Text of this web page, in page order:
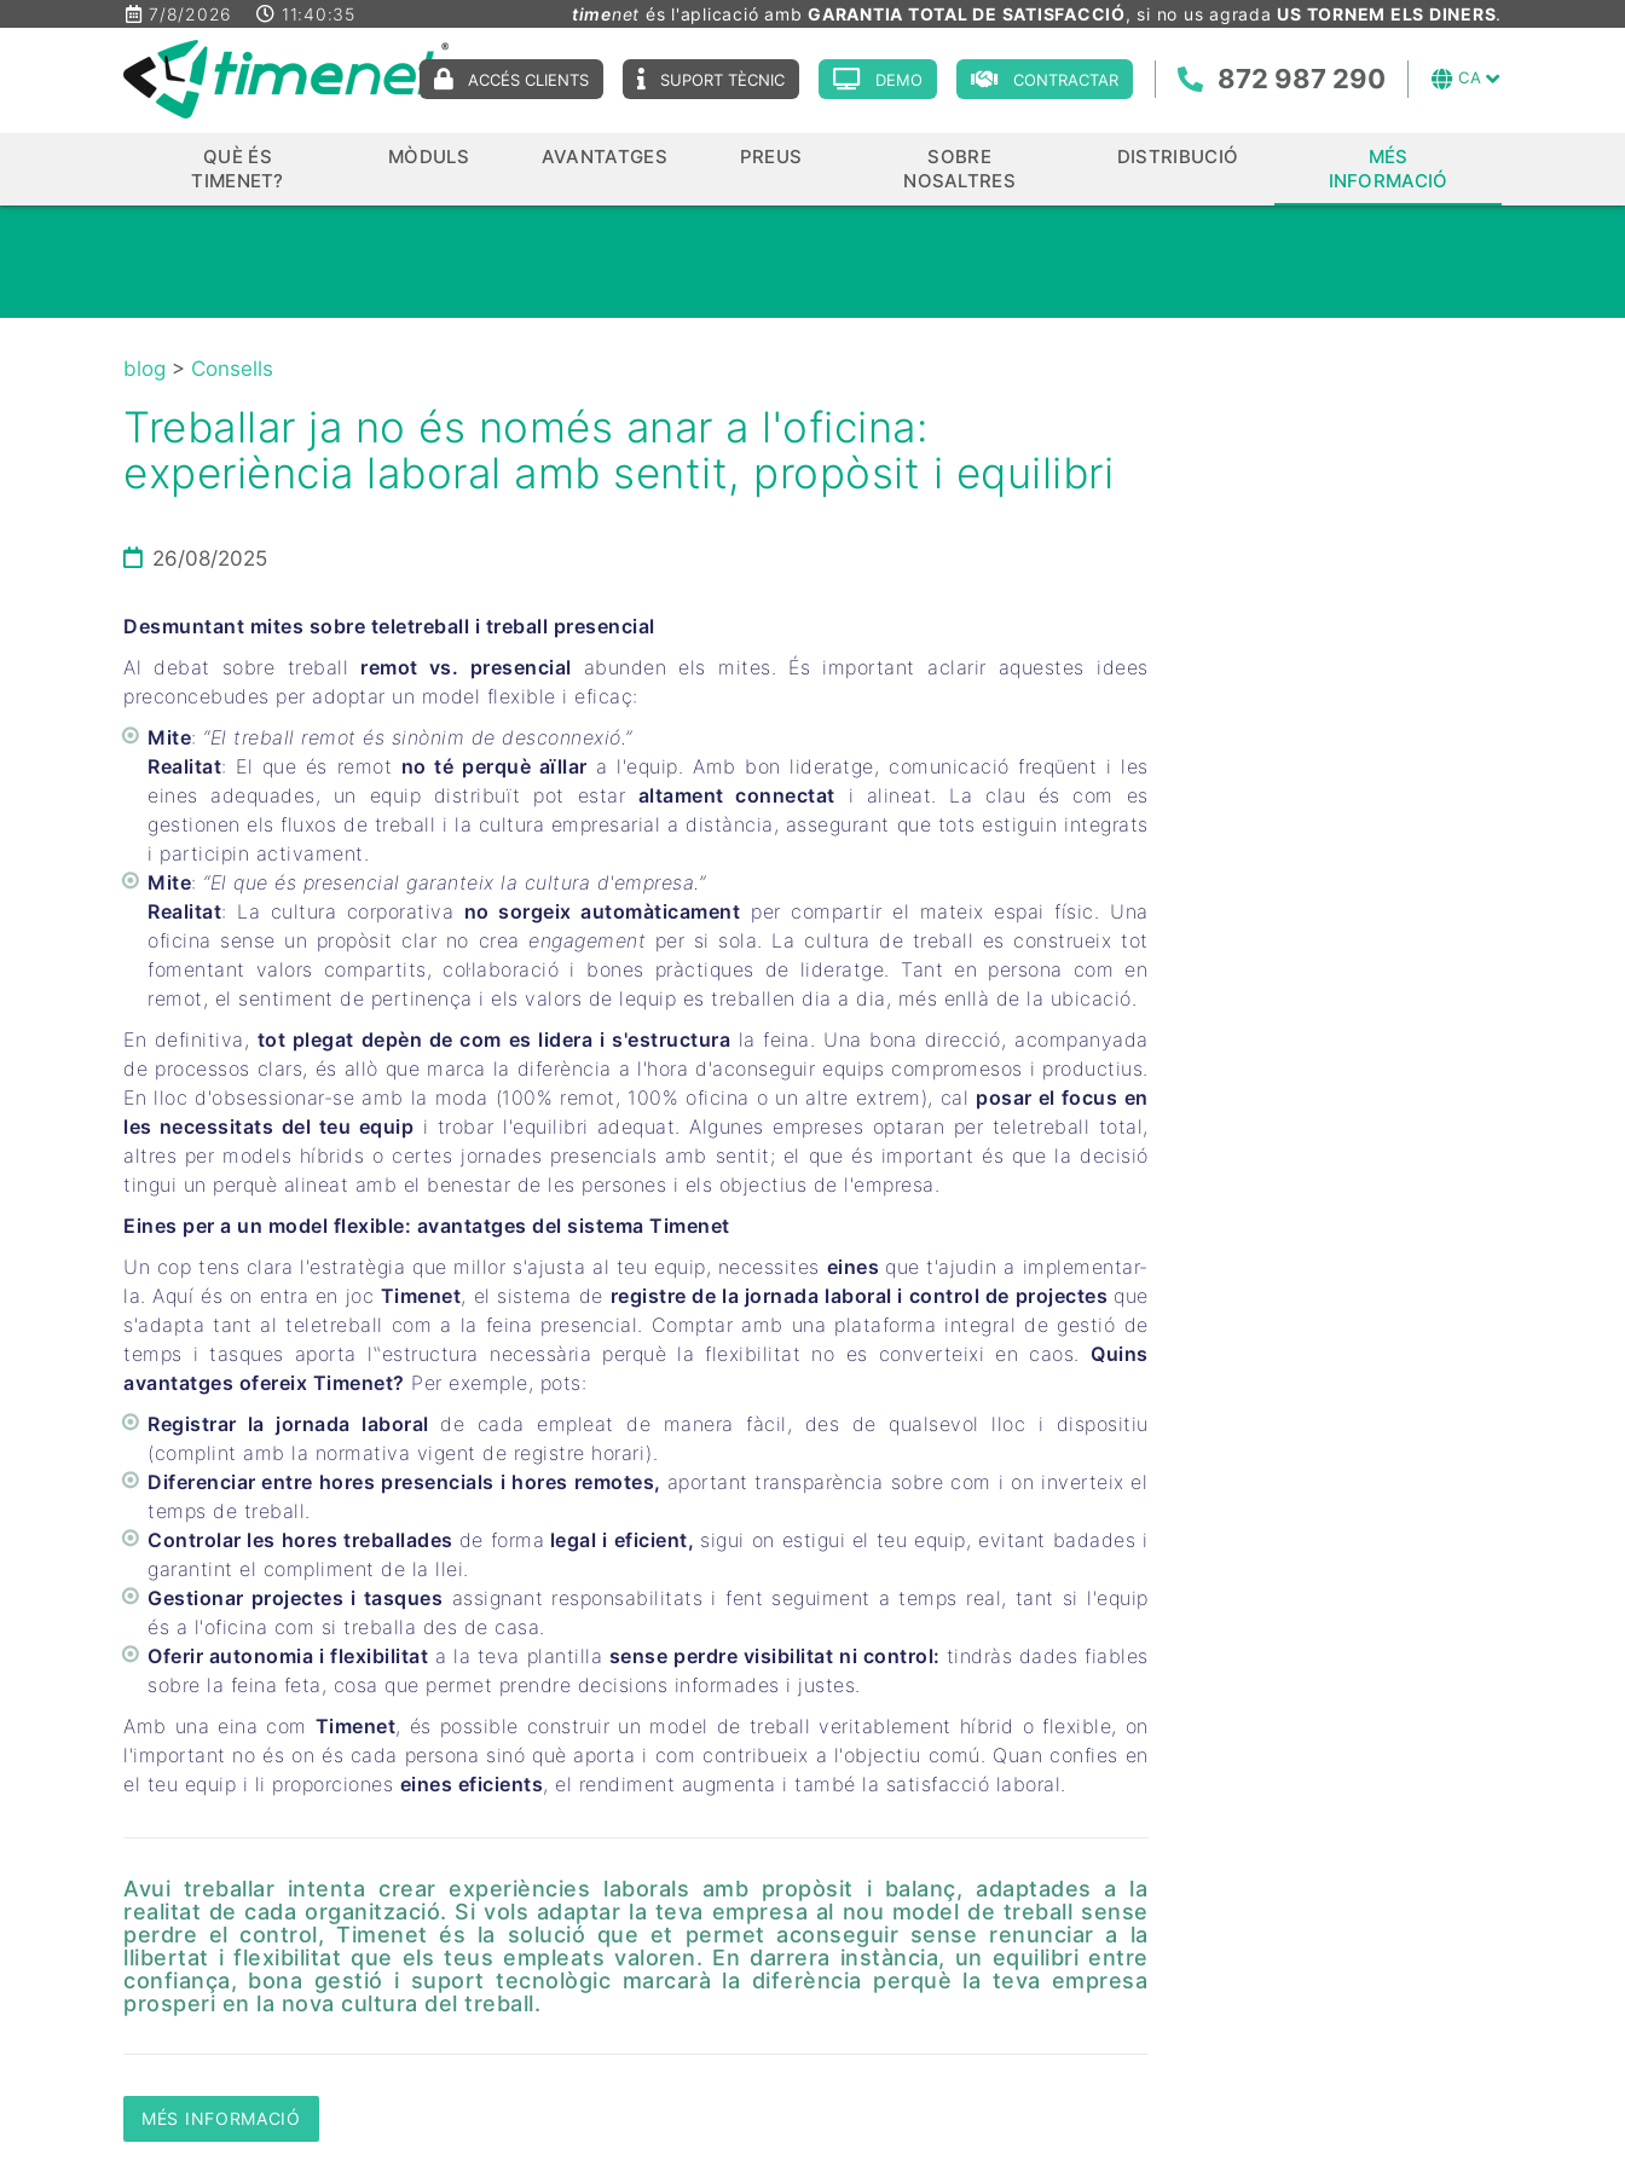
7/8/2026 11:40:36 timenet és l'aplicació amb GARANTIA TOTAL DE SATISFACCIÓ, si no us agrada US TORNEM ELS DINERS.
CONTRACTAR
DEMO
SUPORT TÈCNIC
ACCÉS CLIENTS CA
872 987 290
QUÈ ÉS
TIMENET?
MÒDULS AVANTATGES PREUS
SOBRE
NOSALTRES
DISTRIBUCIÓ
MÉS
INFORMACIÓ
blog > Consells
Treballar ja no és només anar a l'oficina:
experiència laboral amb sentit, propòsit i equilibri
26/08/2025
Desmuntant mites sobre teletreball i treball presencial
Al debat sobre treball remot vs. presencial abunden els mites. És important aclarir aquestes idees
preconcebudes per adoptar un model flexible i eficaç:
Mite: “El treball remot és sinònim de desconnexió.”
Realitat: El que és remot no té perquè aïllar a l'equip. Amb bon lideratge, comunicació freqüent i les
eines adequades, un equip distribuït pot estar altament connectat i alineat. La clau és com es
gestionen els fluxos de treball i la cultura empresarial a distància, assegurant que tots estiguin integrats
i participin activament.
Mite: “El que és presencial garanteix la cultura d'empresa.”
Realitat: La cultura corporativa no sorgeix automàticament per compartir el mateix espai físic. Una
oficina sense un propòsit clar no crea engagement per si sola. La cultura de treball es construeix tot
fomentant valors compartits, col·laboració i bones pràctiques de lideratge. Tant en persona com en
remot, el sentiment de pertinença i els valors de lequip es treballen dia a dia, més enllà de la ubicació.
En definitiva, tot plegat depèn de com es lidera i s'estructura la feina. Una bona direcció, acompanyada
de processos clars, és allò que marca la diferència a l'hora d'aconseguir equips compromesos i productius.
En lloc d'obsessionar-se amb la moda (100% remot, 100% oficina o un altre extrem), cal posar el focus en
les necessitats del teu equip i trobar l'equilibri adequat. Algunes empreses optaran per teletreball total,
altres per models híbrids o certes jornades presencials amb sentit; el que és important és que la decisió
tingui un perquè alineat amb el benestar de les persones i els objectius de l'empresa.
Eines per a un model flexible: avantatges del sistema Timenet
Un cop tens clara l'estratègia que millor s'ajusta al teu equip, necessites eines que t'ajudin a implementar-
la. Aquí és on entra en joc Timenet, el sistema de registre de la jornada laboral i control de projectes que
s'adapta tant al teletreball com a la feina presencial. Comptar amb una plataforma integral de gestió de
temps i tasques aporta l‟estructura necessària perquè la flexibilitat no es converteixi en caos. Quins
avantatges ofereix Timenet? Per exemple, pots:
Registrar la jornada laboral de cada empleat de manera fàcil, des de qualsevol lloc i dispositiu
(complint amb la normativa vigent de registre horari).
Diferenciar entre hores presencials i hores remotes, aportant transparència sobre com i on inverteix el
temps de treball.
Controlar les hores treballades de forma legal i eficient, sigui on estigui el teu equip, evitant badades i
garantint el compliment de la llei.
Gestionar projectes i tasques assignant responsabilitats i fent seguiment a temps real, tant si l'equip
és a l'oficina com si treballa des de casa.
Oferir autonomia i flexibilitat a la teva plantilla sense perdre visibilitat ni control: tindràs dades fiables
sobre la feina feta, cosa que permet prendre decisions informades i justes.
Amb una eina com Timenet, és possible construir un model de treball veritablement híbrid o flexible, on
l'important no és on és cada persona sinó què aporta i com contribueix a l'objectiu comú. Quan confies en
el teu equip i li proporciones eines eficients, el rendiment augmenta i també la satisfacció laboral.
Avui treballar intenta crear experiències laborals amb propòsit i balanç, adaptades a la
realitat de cada organització. Si vols adaptar la teva empresa al nou model de treball sense
perdre el control, Timenet és la solució que et permet aconseguir sense renunciar a la
llibertat i flexibilitat que els teus empleats valoren. En darrera instància, un equilibri entre
confiança, bona gestió i suport tecnològic marcarà la diferència perquè la teva empresa
prosperi en la nova cultura del treball.
MÉS INFORMACIÓ